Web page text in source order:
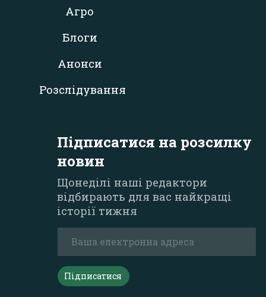
Агро
Блоги
Анонси
Розслідування
Підписатися на розсилку
новин
Щонеділі наші редактори
відбирають для вас найкращі
історії тижня
Підписатися